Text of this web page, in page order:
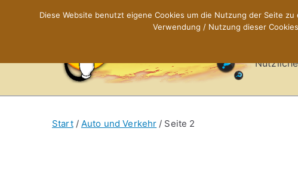
X-
Start Auto und Verkehr Seite 2
Diese Website benutzt eigene Cookies um die Nutzung der Seite
Verwendung / Nutzung dieser